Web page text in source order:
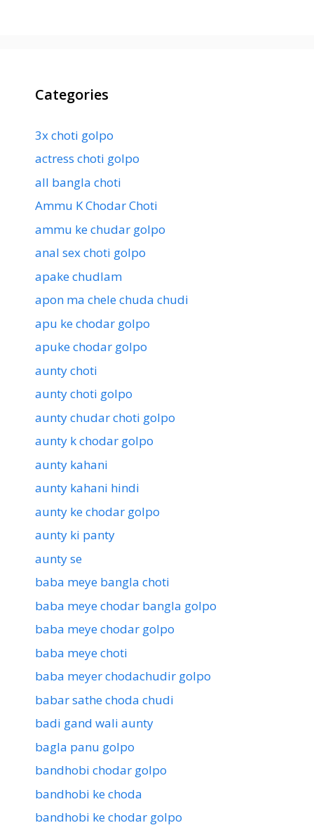
Categories
3x choti golpo
actress choti golpo
all bangla choti
Ammu K Chodar Choti
ammu ke chudar golpo
anal sex choti golpo
apake chudlam
apon ma chele chuda chudi
apu ke chodar golpo
apuke chodar golpo
aunty choti
aunty choti golpo
aunty chudar choti golpo
aunty k chodar golpo
aunty kahani
aunty kahani hindi
aunty ke chodar golpo
aunty ki panty
aunty se
baba meye bangla choti
baba meye chodar bangla golpo
baba meye chodar golpo
baba meye choti
baba meyer chodachudir golpo
babar sathe choda chudi
badi gand wali aunty
bagla panu golpo
bandhobi chodar golpo
bandhobi ke choda
bandhobi ke chodar golpo